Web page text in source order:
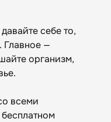
себе то,
Главное —
организм,
всеми